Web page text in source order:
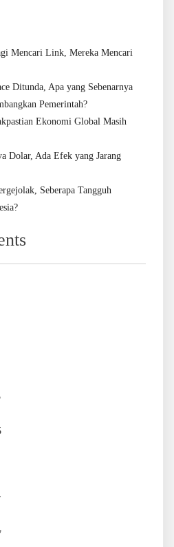
Mencari Link, Mereka Mencari
Ditunda, Apa yang Sebenarnya
Pemerintah?
Ekonomi Global Masih
Dolar, Ada Efek yang Jarang
Seberapa Tangguh